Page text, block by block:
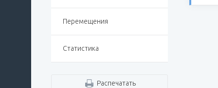
Перемещения
Статистика
Распечатать